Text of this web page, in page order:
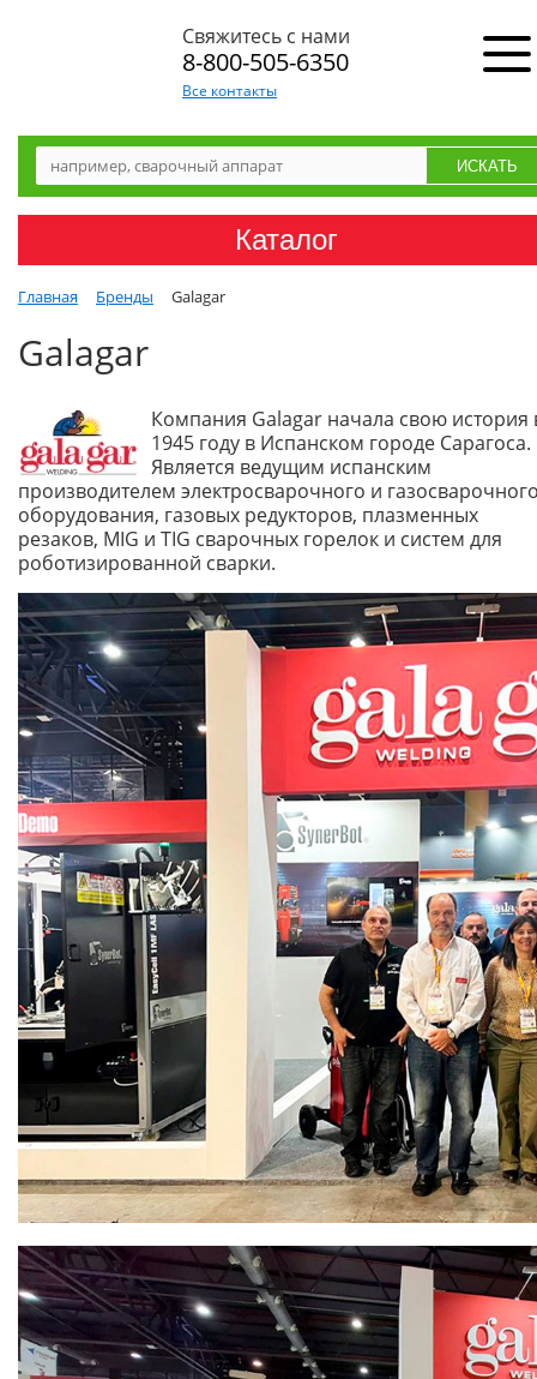
Свяжитесь с нами
8-800-505-6350
Все контакты
Каталог
Главная Бренды Galagar
Galagar
Компания Galagar начала свою история
1945 году в Испанском городе Сарагоса.
Является ведущим испанским
производителем электросварочного и
оборудования, газовых редукторов, плазменных
резаков, MIG и TIG сварочных горелок и систем для
роботизированной сварки.